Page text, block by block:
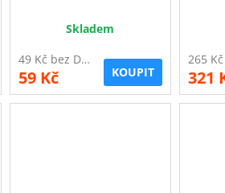
Skladem
49 Kč bez DPH
59 Kč KOUPIT 321